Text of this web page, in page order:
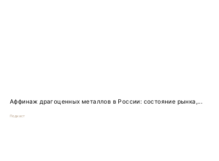
Аффинаж драгоценных металлов в России: состояние рынка,...
Подкаст